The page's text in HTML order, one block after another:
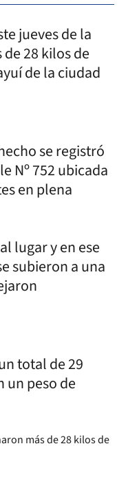
jueves de la
28 kilos de
de la ciudad
se registró
Nº 752 ubicada
en plena
lugar y en ese
subieron a una
total de 29
un peso de